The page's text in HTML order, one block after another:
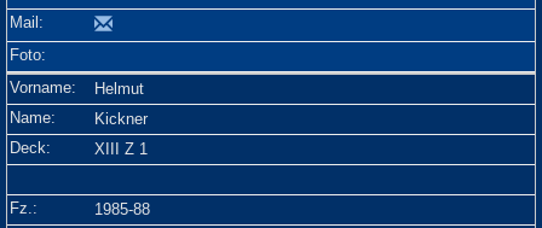
Helmut
Kickner
XIII Z 1
1985-88